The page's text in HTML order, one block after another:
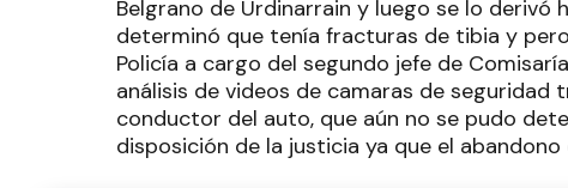
Belgrano de Urdinarrain y luego se lo derivó
determinó que tenía fracturas de tibia y
Policía a cargo del segundo jefe de
análisis de videos de camaras de
conductor del auto, que aún no se pudo
disposición de la justicia ya que el